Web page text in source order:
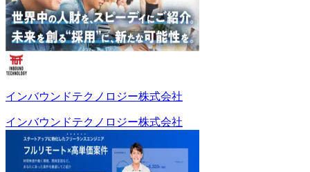
インバウンドテクノロジー株式会社
インバウンドテクノロジー株式会社